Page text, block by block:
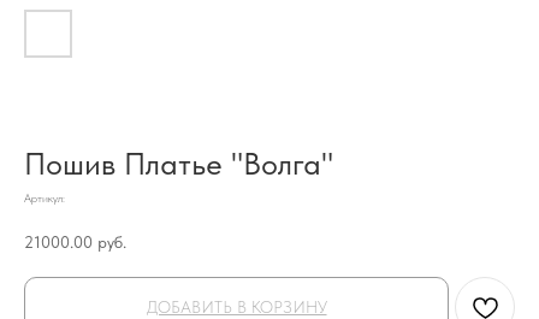
Пошив Платье "Волга"
Артикул:
21000.00 руб.
ДОБАВИТЬ В КОРЗИНУ